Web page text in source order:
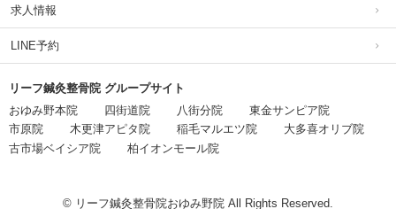
求人情報
LINE予約
リーフ鍼灸整骨院 グループサイト
おゆみ野本院
四街道院 八街分院
東金サンピア院
市原院
木更津アピタ院 稲毛マルエツ院
大多喜オリブ院
古市場ベイシア院
柏イオンモール院
© リーフ鍼灸整骨院おゆみ野院 All Rights Reserved.